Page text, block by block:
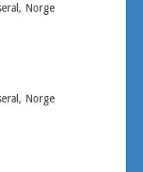
Norge
Norge